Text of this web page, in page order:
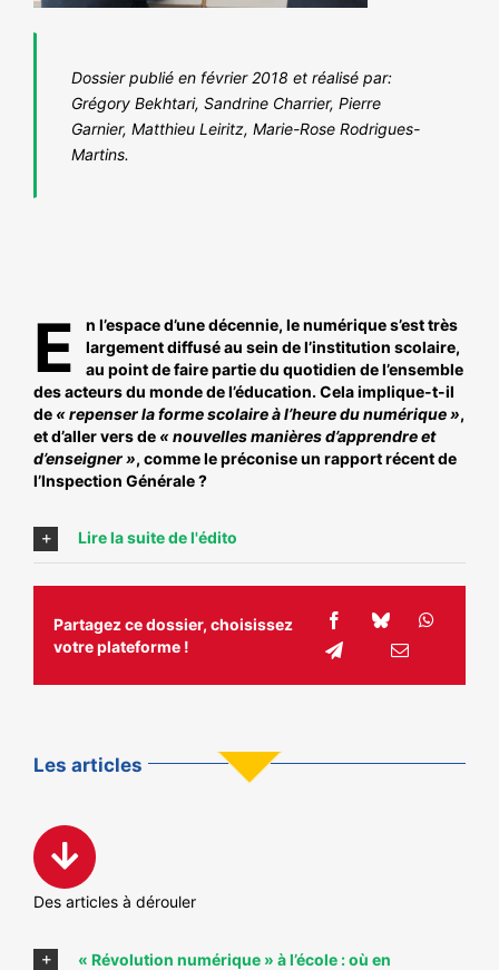
Dossier publié en février 2018 et réalisé par:
Grégory Bekhtari, Sandrine Charrier, Pierre
Garnier, Matthieu Leiritz, Marie-Rose Rodrigues-
Martins.
E
n l’espace d’une décennie, le numérique s’est très
largement diffusé au sein de l’institution scolaire,
au point de faire partie du quotidien de l’ensemble
des acteurs du monde de l’éducation. Cela implique-t-il
de « repenser la forme scolaire à l’heure du numérique »,
et d’aller vers de « nouvelles manières d’apprendre et
d’enseigner », comme le préconise un rapport récent de
l’Inspection Générale ?
Lire la suite de l'édito
Partagez ce dossier, choisissez
votre plateforme !
Les articles
Des articles à dérouler
« Révolution numérique » à l’école : où en